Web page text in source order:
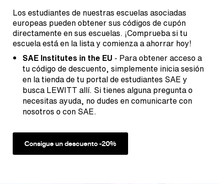
Los estudiantes de nuestras escuelas asociadas
europeas pueden obtener sus códigos de cupón
directamente en sus escuelas. ¡Comprueba si tu
escuela está en la lista y comienza a ahorrar hoy!
SAE Institutes in the EU - Para obtener acceso a
tu código de descuento, simplemente inicia sesión
en la tienda de tu portal de estudiantes SAE y
busca LEWITT allí. Si tienes alguna pregunta o
necesitas ayuda, no dudes en comunicarte con
nosotros o con SAE.
Consigue un descuento -20%